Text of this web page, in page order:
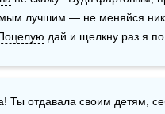
лучшим — не меняйся
дай и щелкну раз я
! Ты отдавала своим детям,